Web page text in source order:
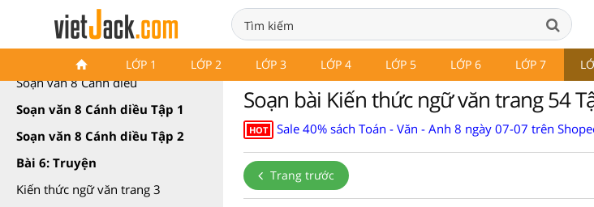
LỚP 1 LỚP 2 LỚP 3 LỚP 4 LỚP 5 LỚP 6 LỚP 7
Soạn văn 8 Cánh diều
Soạn văn 8 Cánh diều
Soạn văn 8 Cánh diều Tập 1
Soạn văn 8 Cánh diều Tập 2
Bài 6: Truyện
Kiến thức ngữ văn trang 3
Soạn bài Kiến thức ngữ văn trang 54
HOT Sale 40% sách Toán - Văn - Anh 8 ngày 07-07 trên
Trang trước